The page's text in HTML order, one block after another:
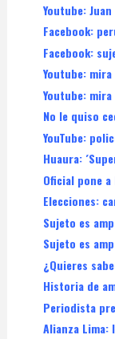
Youtube:
Facebook:
Facebook:
Youtube:
Youtube:
No le quiso
YouTube:
Huaura:
Oficial pone
Elecciones:
Sujeto es
Sujeto es
¿Quieres
Historia de
Periodista
Alianza